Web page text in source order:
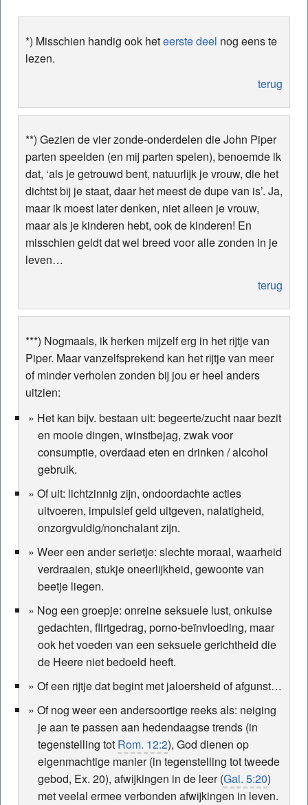
*) Misschien handig ook heteerste deel nog eens te
lezen.
terug
**) Gezien de vier zonde-onderdelen die John Piper
parten speelden (en mij parten spelen), benoemde ik
dat, ‘als je getrouwd bent, natuurlijk je vrouw, die het
dichtst bij je staat, daar het meest de dupe van is’. Ja,
maar ik moest later denken, niet alleen je vrouw,
maar als je kinderen hebt, ook de kinderen! En
misschien geldt dat wel breed voor alle zonden in je
leven…
terug
***) Nogmaals, ik herken mijzelf erg in het rijtje van
Piper. Maar vanzelfsprekend kan het rijtje van meer
of minder verholen zonden bij jou er heel anders
uitzien:
Het kan bijv. bestaan uit: begeerte/zucht naar bezit
en mooie dingen, winstbejag, zwak voor
consumptie, overdaad eten en drinken / alcohol
gebruik.
Of uit: lichtzinnig zijn, ondoordachte acties
uitvoeren, impulsief geld uitgeven, nalatigheid,
onzorgvuldig/nonchalant zijn.
Weer een ander serietje: slechte moraal, waarheid
verdraaien, stukje oneerlijkheid, gewoonte van
beetje liegen.
Nog een groepje: onreine seksuele lust, onkuise
gedachten, flirtgedrag, porno-beïnvloeding, maar
ook het voeden van een seksuele gerichtheid die
de Heere niet bedoeld heeft.
Of een rijtje dat begint met jaloersheid of afgunst…
Of nog weer een andersoortige reeks als: neiging
je aan te passen aan hedendaagse trends (in
tegenstelling tot Rom. 12:2), God dienen op
eigenmachtige manier (in tegenstelling tot tweede
gebod, Ex. 20), afwijkingen in de leer (Gal. 5:20)
met veelal ermee verbonden afwijkingen in leven.